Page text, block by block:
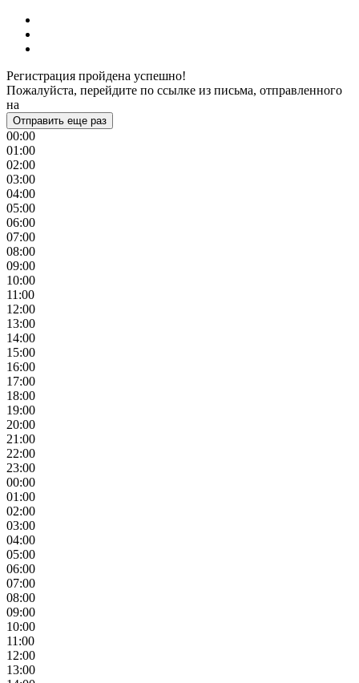
Регистрация пройдена успешно!
Пожалуйста, перейдите по ссылке из письма, отправленного
на
Отправить еще раз
00:00
01:00
02:00
03:00
04:00
05:00
06:00
07:00
08:00
09:00
10:00
11:00
12:00
13:00
14:00
15:00
16:00
17:00
18:00
19:00
20:00
21:00
22:00
23:00
00:00
01:00
02:00
03:00
04:00
05:00
06:00
07:00
08:00
09:00
10:00
11:00
12:00
13:00